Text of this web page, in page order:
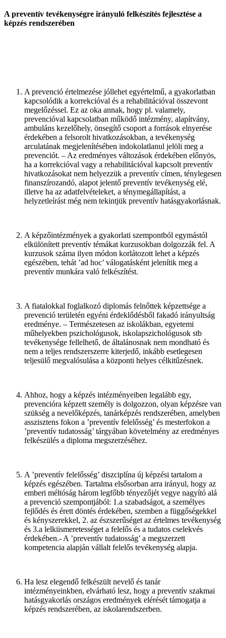
A preventív tevékenységre irányuló felkészítés fejlesztése a
képzés rendszerében
A prevenció értelmezése jóllehet egyértelmű, a gyakorlatban
kapcsolódik a korrekcióval és a rehabilitációval összevont
megelőzéssel. Ez az oka annak, hogy pl. valamely,
prevencióval kapcsolatban működő intézmény, alapítvány,
ambuláns kezelőhely, önsegítő csoport a források elnyerése
érdekében a felsorolt hivatkozásokban, a tevékenység
arculatának megjelenítésében indokolatlanul jelöli meg a
prevenciót. – Az eredményes változások érdekében előnyös,
ha a korrekcióval vagy a rehabilitációval kapcsolt preventív
hivatkozásokat nem helyezzük a preventív címen, ténylegesen
finanszírozandó, alapot jelentő preventív tevékenység elé,
illetve ha az adatfelvételeket, a ténymegállapítást, a
helyzetleírást még nem tekintjük preventív hatásgyakorlásnak.
A képzőintézmények a gyakorlati szempontból egymástól
elkülönített preventív témákat kurzusokban dolgozzák fel. A
kurzusok száma ilyen módon korlátozott lehet a képzés
egészében, tehát ’ad hoc’ válogatásként jelenítik meg a
preventív munkára való felkészítést.
A fiatalokkal foglalkozó diplomás felnőttek képzettsége a
prevenció területén egyéni érdeklődésből fakadó irányultság
eredménye. – Természetesen az iskolákban, egyetemi
műhelyekben pszichológusok, iskolapszichológusok stb
tevékenysége fellelhető, de általánosnak nem mondható és
nem a teljes rendszerszerre kiterjedő, inkább esetlegesen
teljesülő megvalósulása a központi helyes célkitűzésnek.
Ahhoz, hogy a képzés intézményeiben legalább egy,
prevencióra képzett személy is dolgozzon, olyan képzésre van
szükség a nevelőképzés, tanárképzés rendszerében, amelyben
asszisztens fokon a ’preventív felelősség’ és mesterfokon a
’preventív tudatosság’ tárgyában követelmény az eredményes
felkészülés a diploma megszerzéséhez.
A ’preventív felelősség’ diszciplína új képzési tartalom a
képzés egészében. Tartalma elsősorban arra irányul, hogy az
emberi méltóság három legfőbb tényezőjét vegye nagyító alá
a prevenció szempontjából: 1.a szabadságot, a személyes
fejlődés és érett döntés érdekében, szemben a függőségekkel
és kényszerekkel, 2. az észszerűséget az értelmes tevékenység
és 3.a lelkiismeretességet a felelős és a tudatos cselekvés
érdekében.- A ’preventív tudatosság’ a megszerzett
kompetencia alapján vállalt felelős tevékenység alapja.
Ha lesz elegendő felkészült nevelő és tanár
intézményeinkben, elvárható lesz, hogy a preventív szakmai
hatásgyakorlás országos eredmények elérését támogatja a
képzés rendszerében, az iskolarendszerben.